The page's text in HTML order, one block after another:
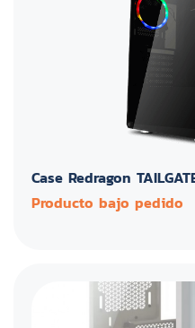
Case Redragon
Producto bajo pedido